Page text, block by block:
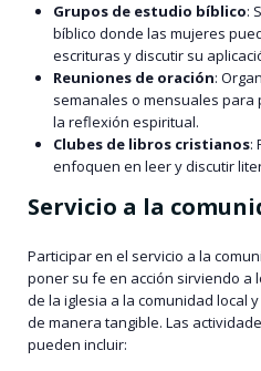
Grupos de estudio bíblico:
bíblico donde las mujeres
escrituras y discutir su
Reuniones de oración:
semanales o mensuales para
la reflexión espiritual.
Clubes de libros cristianos:
enfoquen en leer y discutir
Servicio a la
Participar en el servicio a la
poner su fe en acción sirviendo a
de la iglesia a la comunidad local
de manera tangible. Las
pueden incluir: